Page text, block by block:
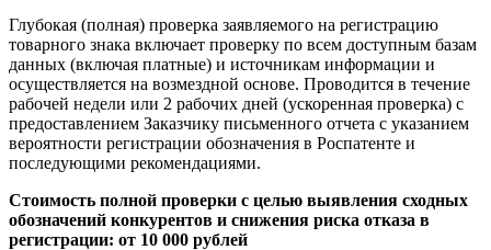
Глубокая (полная) проверка заявляемого на регистрацию
товарного знака включает проверку по всем доступным базам
данных (включая платные) и источникам информации и
осуществляется на возмездной основе. Проводится в течение
рабочей недели или 2 рабочих дней (ускоренная проверка) с
предоставлением Заказчику письменного отчета с указанием
вероятности регистрации обозначения в Роспатенте и
последующими рекомендациями.
Стоимость полной проверки с целью выявления сходных
обозначений конкурентов и снижения риска отказа в
регистрации: от 10 000 рублей